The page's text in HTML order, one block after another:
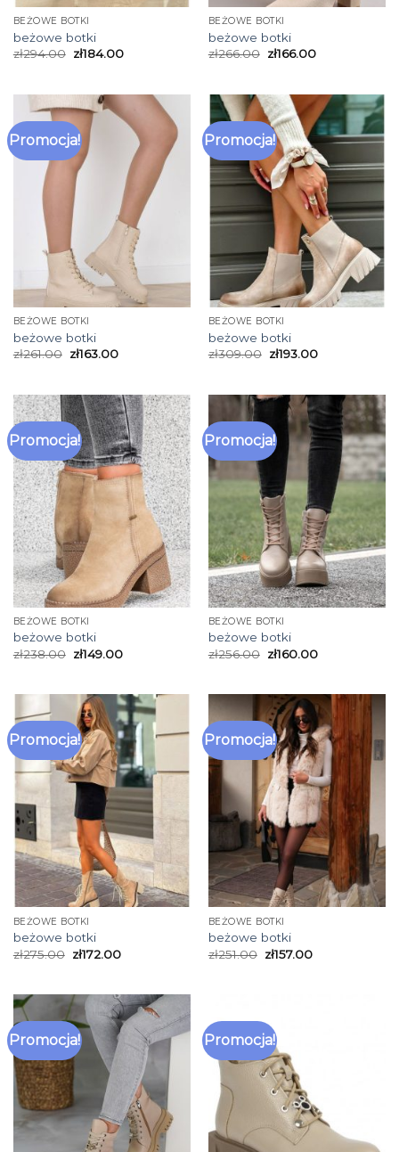
BEŻOWE BOTKI
beżowe botki
zł294.00 zł184.00
BEŻOWE BOTKI
beżowe botki
zł266.00 zł166.00
Promocja!
BEŻOWE BOTKI
beżowe botki
zł261.00 zł163.00
Promocja!
BEŻOWE BOTKI
beżowe botki
zł309.00 zł193.00
Promocja!
BEŻOWE BOTKI
beżowe botki
zł238.00 zł149.00
Promocja!
BEŻOWE BOTKI
beżowe botki
zł256.00 zł160.00
Promocja!
BEŻOWE BOTKI
beżowe botki
zł275.00 zł172.00
Promocja!
BEŻOWE BOTKI
beżowe botki
zł251.00 zł157.00
Promocja! Promocja!